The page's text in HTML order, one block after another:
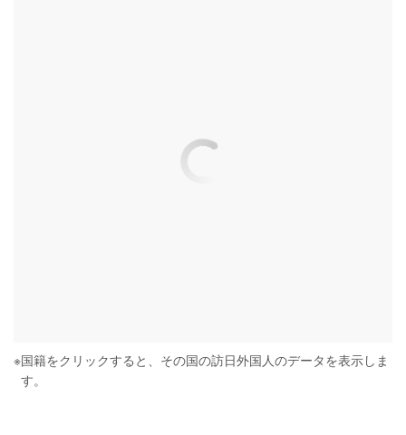
※国籍をクリックすると、その国の訪日外国人のデータを表示しま
す。